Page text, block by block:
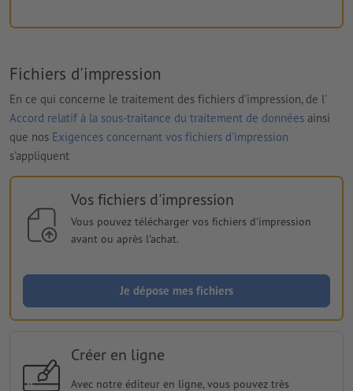
Fichiers d'impression
En ce qui concerne le traitement des fichiers d'impression, de l'
Accord relatif à la sous-traitance du traitement de données ainsi
que nos Exigences concernant vos fichiers d'impression
s'appliquent
Vos fichiers d'impression
Vous pouvez télécharger vos fichiers d'impression
avant ou après l'achat.
Je dépose mes fichiers
Créer en ligne
Avec notre éditeur en ligne, vous pouvez très